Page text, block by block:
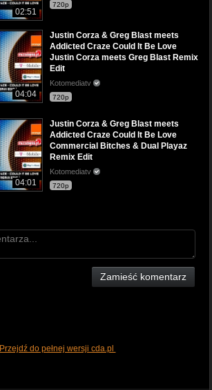
02:51
720p
04:04
Justin Corza & Greg Blast meets
Addicted Craze Could It Be Love
Justin Corza meets Greg Blast Remix
Edit
Kotomediatv
720p
04:01
Justin Corza & Greg Blast meets
Addicted Craze Could It Be Love
Commercial Bitches & Dual Playaz
Remix Edit
Kotomediatv
720p
Zamieść komentarz
Przejdź do pełnej wersji cda.pl